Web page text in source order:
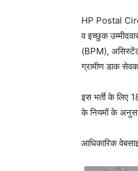
HP Postal
व इच्छुक
(BPM),
ग्रामीण डाक
इस भर्ती के लिए
के नियमों के
आधिकारिक